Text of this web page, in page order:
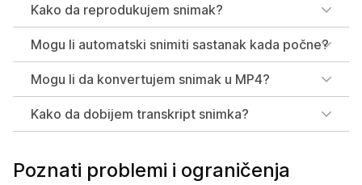
Kako da reprodukujem snimak?
Mogu li automatski snimiti sastanak kada počne?
Mogu li da konvertujem snimak u MP4?
Kako da dobijem transkript snimka?
Poznati problemi i ograničenja